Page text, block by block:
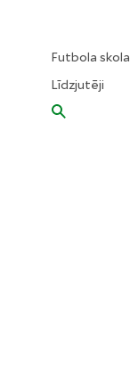
Futbola skola
Līdzjutēji